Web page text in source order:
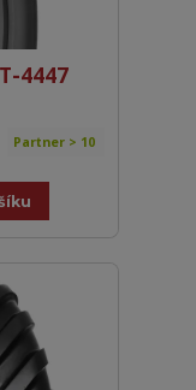
4447
Partner > 10